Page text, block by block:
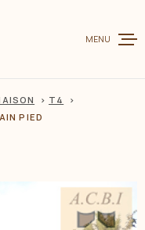
VENTE
CHARME
MENU
T4
PIED